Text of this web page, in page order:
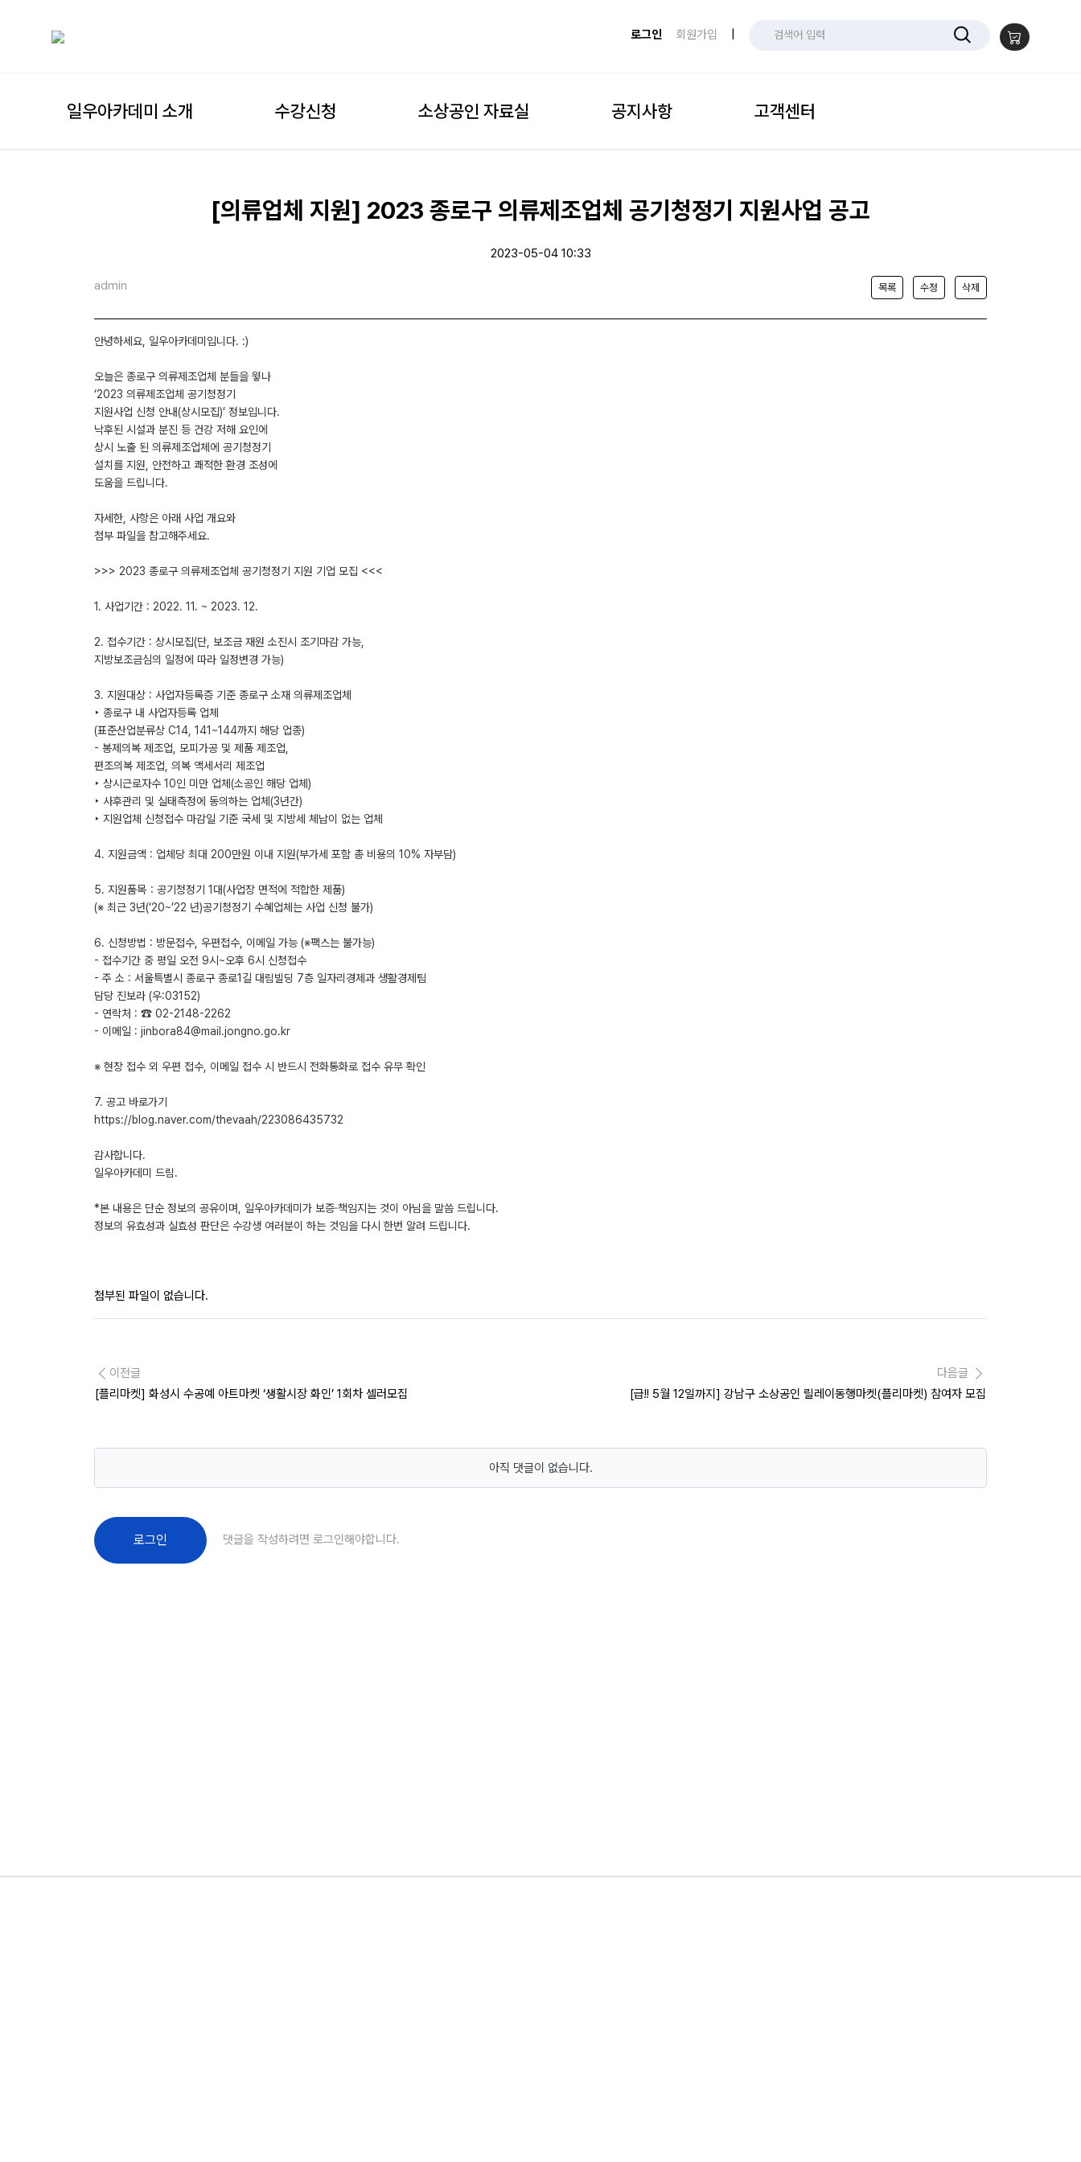
로그인 회원가입
일우아카데미 소개 수강신청 소상공인 자료실 공지사항 고객센터
[의류업체 지원] 2023 종로구 의류제조업체 공기청정기 지원사업 공고
2023-05-04 10:33
admin 목록 수정 삭제
안녕하세요, 일우아카데미입니다. :)
오늘은 종로구 의류제조업체 분들을 윟나
‘2023 의류제조업체 공기청정기
지원사업 신청 안내(상시모집)’ 정보입니다.
낙후된 시설과 분진 등 건강 저해 요인에
상시 노출 된 의류제조업체에 공기청정기
설치를 지원, 안전하고 쾌적한 환경 조성에
도움을 드립니다.
자세한, 사항은 아래 사업 개요와
첨부 파일을 참고해주세요.
>>> 2023 종로구 의류제조업체 공기청정기 지원 기업 모집 <<<
1. 사업기간 : 2022. 11. ~ 2023. 12.
2. 접수기간 : 상시모집(단, 보조금 재원 소진시 조기마감 가능,
지방보조금심의 일정에 따라 일정변경 가능)
3. 지원대상 : 사업자등록증 기준 종로구 소재 의류제조업체
‣ 종로구 내 사업자등록 업체
(표준산업분류상 C14, 141~144까지 해당 업종)
- 봉제의복 제조업, 모피가공 및 제품 제조업,
편조의복 제조업, 의복 액세서리 제조업
‣ 상시근로자수 10인 미만 업체(소공인 해당 업체)
‣ 사후관리 및 실태측정에 동의하는 업체(3년간)
‣ 지원업체 신청접수 마감일 기준 국세 및 지방세 체납이 없는 업체
4. 지원금액 : 업체당 최대 200만원 이내 지원(부가세 포함 총 비용의 10% 자부담)
5. 지원품목：공기청정기 1대(사업장 면적에 적합한 제품)
(※ 최근 3년(‘20~’22 년)공기청정기 수혜업체는 사업 신청 불가)
6. 신청방법 : 방문접수, 우편접수, 이메일 가능 (※팩스는 불가능)
- 접수기간 중 평일 오전 9시~오후 6시 신청접수
- 주 소 : 서울특별시 종로구 종로1길 대림빌딩 7층 일자리경제과 생활경제팀
담당 진보라 (우:03152)
- 연락처 : ☎ 02-2148-2262
- 이메일 : jinbora84@mail.jongno.go.kr
※ 현장 접수 외 우편 접수, 이메일 접수 시 반드시 전화통화로 접수 유무 확인
7. 공고 바로가기
https://blog.naver.com/thevaah/223086435732
감사합니다.
일우아카데미 드림.
*본 내용은 단순 정보의 공유이며, 일우아카데미가 보증·책임지는 것이 아님을 말씀 드립니다.
정보의 유효성과 실효성 판단은 수강생 여러분이 하는 것임을 다시 한번 알려 드립니다.
첨부된 파일이 없습니다.
이전글
[플리마켓] 화성시 수공예 아트마켓 ‘생활시장 화인’ 1회차 셀러모집
다음글
[급!! 5월 12일까지] 강남구 소상공인 릴레이동행마켓(플리마켓) 참여자 모집
아직 댓글이 없습니다.
로그인 댓글을 작성하려면 로그인해야합니다.